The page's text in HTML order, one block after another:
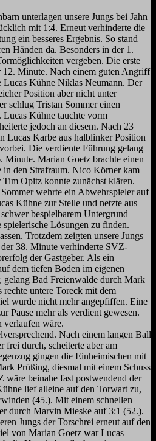
unterlagen unsere Jungs bei Jahn
mit 1:4. Erneut verhinderte die
ein besseres Ergebnis. So stand
Händen da. Besonders in der 1.
vergeben. Die erste
12. Minute. Nach einem guten Angriff
Lucas Kühne Niklas Neumann. Der
Position aber nicht unter
schlug Tristan Sommer einen
Kühne tauchte vorm
jedoch an diesem. Nach 23
Lucas Karbe aus halblinker Position
Die verdiente Führung gelang
Minute. Marian Goetz brachte einen
in den Strafraum. Nico Körner kam
Opitz konnte zunächst klären.
wehrte ein Abwehrspieler auf
Kühne zur Stelle und netzte aus
bespielbarem Untergrund
spielerische Lösungen zu finden.
Trotzdem zeigten unsere Jungs
38. Minute verhinderte SVZ-
der Gastgeber. Als ein
dem tiefen Boden im eigenen
gelang Bad Freienwalde durch Mark
untere Toreck mit dem
wurde nicht mehr angepfiffen. Eine
Pause mehr als verdient gewesen.
verlaufen wäre.
Nach einem langen Ball
durch, scheiterte aber am
gingen die Einheimischen mit
Prüßing, diesmal mit einem Schuss
beinahe fast postwendend der
lief alleine auf den Torwart zu,
(45.). Mit einem schnellen
durch Marvin Mieske auf 3:1 (52.).
Jungs der Torschrei erneut auf den
von Marian Goetz war Lucas